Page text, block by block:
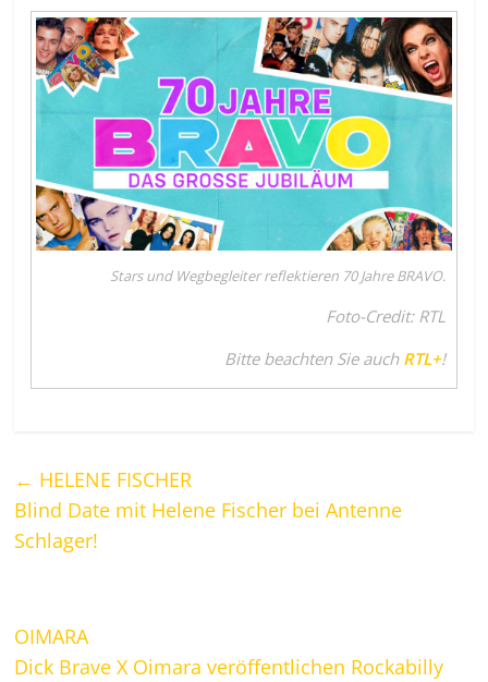
Stars und Wegbegleiter reflektieren 70 Jahre BRAVO.
Foto-Credit: RTL
Bitte beachten Sie auch RTL+!
← HELENE FISCHER
Blind Date mit Helene Fischer bei Antenne
Schlager!
OIMARA
Dick Brave X Oimara veröffentlichen Rockabilly